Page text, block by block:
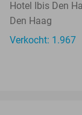
Hotel Ibis Den
Den Haag
Verkocht: 1.967